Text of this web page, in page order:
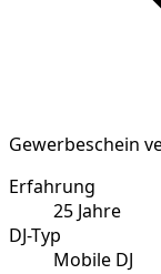
Gewerbeschein
Erfahrung
25 Jahre
DJ-Typ
Mobile DJ